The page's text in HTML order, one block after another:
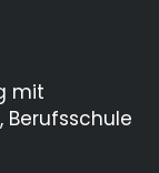
mit